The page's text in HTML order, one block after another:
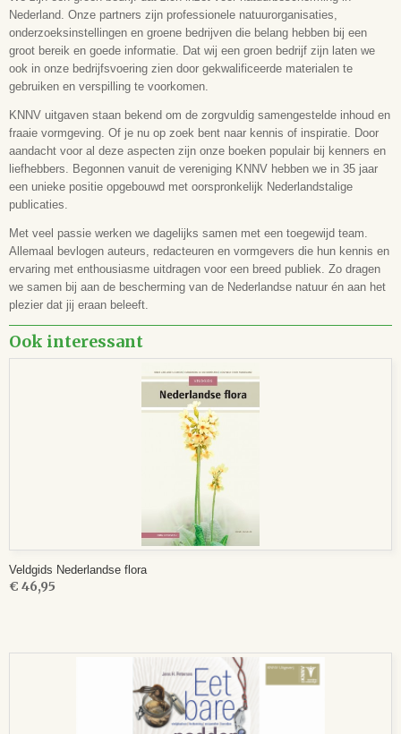
Nederland. Onze partners zijn professionele natuurorganisaties,
onderzoeksinstellingen en groene bedrijven die belang hebben bij een
groot bereik en goede informatie. Dat wij een groen bedrijf zijn laten we
ook in onze bedrijfsvoering zien door gekwalificeerde materialen te
gebruiken en verspilling te voorkomen.
KNNV uitgaven staan bekend om de zorgvuldig samengestelde inhoud en
fraaie vormgeving. Of je nu op zoek bent naar kennis of inspiratie. Door
aandacht voor al deze aspecten zijn onze boeken populair bij kenners en
liefhebbers. Begonnen vanuit de vereniging KNNV hebben we in 35 jaar
een unieke positie opgebouwd met oorspronkelijk Nederlandstalige
publicaties.
Met veel passie werken we dagelijks samen met een toegewijd team.
Allemaal bevlogen auteurs, redacteuren en vormgevers die hun kennis en
ervaring met enthousiasme uitdragen voor een breed publiek. Zo dragen
we samen bij aan de bescherming van de Nederlandse natuur én aan het
plezier dat jij eraan beleeft.
Ook interessant
Veldgids Nederlandse flora
€ 46,95